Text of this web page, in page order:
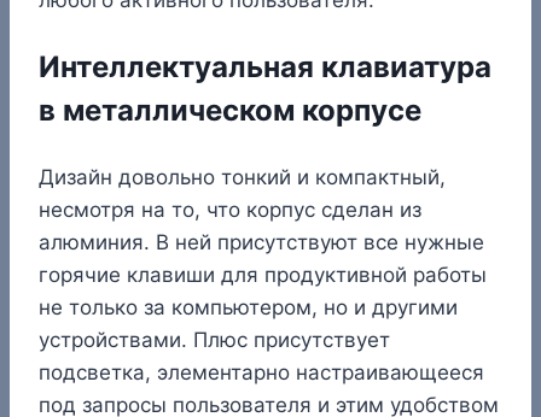
Интеллектуальная клавиатура
в металлическом корпусе
Дизайн довольно тонкий и компактный,
несмотря на то, что корпус сделан из
алюминия. В ней присутствуют все нужные
горячие клавиши для продуктивной работы
не только за компьютером, но и другими
устройствами. Плюс присутствует
подсветка, элементарно настраивающееся
под запросы пользователя и этим удобством